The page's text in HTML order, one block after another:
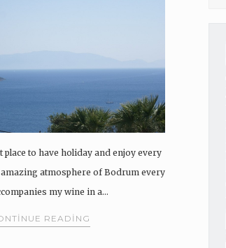
place to have holiday and enjoy every
atmosphere of Bodrum every
my wine in a…
READING